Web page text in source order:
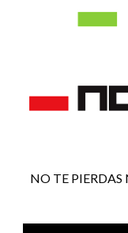
NO TE PIERDAS